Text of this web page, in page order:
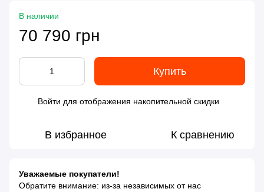
В наличии
70 790 грн
Купить
Войти для отображения накопительной скидки
В избранное К сравнению
Уважаемые покупатели!
Обратите внимание: из-за независимых от нас